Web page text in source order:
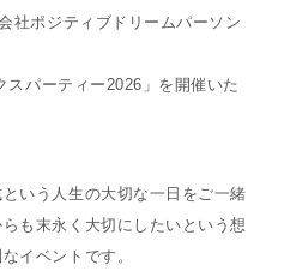
社ポジティブドリームパーソン
パーティー2026」を開催いた
いう人生の大切な一日をご一緒
も末永く大切にしたいという想
イベントです。